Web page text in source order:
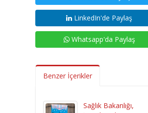
LinkedIn'de Paylaş
Whatsapp'da Paylaş
Benzer İçerikler
Sağlık Bakanlığı,